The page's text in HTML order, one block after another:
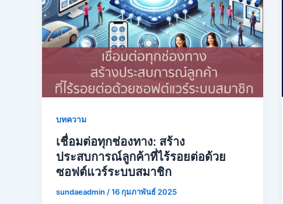
บทความ
เชื่อมต่อทุกช่องทาง: สร้าง
ประสบการณ์ลูกค้าที่ไร้รอยต่อด้วย
ซอฟต์แวร์ระบบสมาชิก
sundaeadmin /16 กุมภาพันธ์ 2025